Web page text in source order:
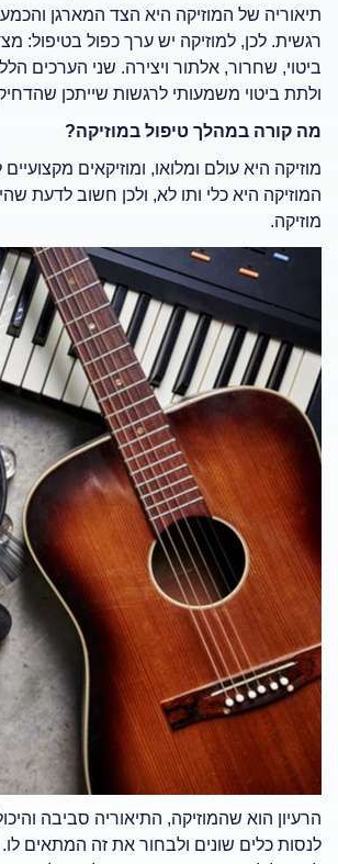
תיאוריה של המוזיקה היא הצד המארגן
רגשית. לכן, למוזיקה יש ערך כפול בטיפול:
ביטוי, שחרור, אלתור ויצירה. שני
ולתת ביטוי משמעותי לרגשות שייתכן
מה קורה במהלך טיפול במוזיקה?
מוזיקה היא עולם ומלואו, ומוזיקאים
המוזיקה היא כלי ותו לא, ולכן חשוב לדעת
מוזיקה.
הרעיון הוא שהמוזיקה, התיאוריה סביבה
לנסות כלים שונים ולבחור את זה המתאים